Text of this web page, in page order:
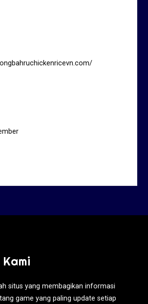
situs yang membagikan informasi
game yang paling update setiap